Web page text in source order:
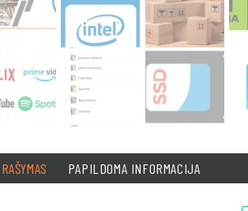
PAPILDOMA INFORMACIJA